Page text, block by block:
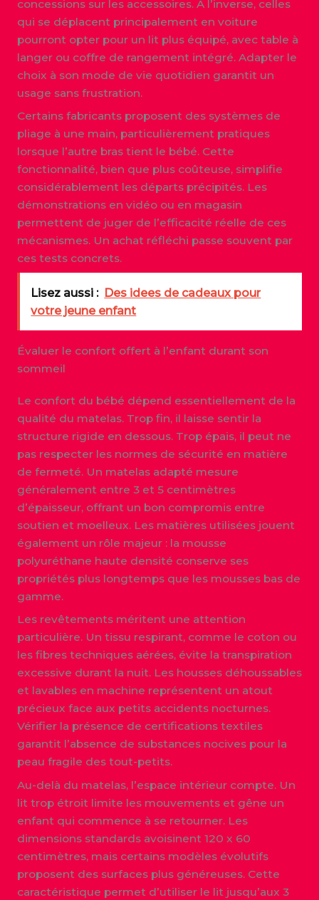
concessions sur les accessoires. À l’inverse, celles
qui se déplacent principalement en voiture
pourront opter pour un lit plus équipé, avec table à
langer ou coffre de rangement intégré. Adapter le
choix à son mode de vie quotidien garantit un
usage sans frustration.
Certains fabricants proposent des systèmes de
pliage à une main, particulièrement pratiques
lorsque l’autre bras tient le bébé. Cette
fonctionnalité, bien que plus coûteuse, simplifie
considérablement les départs précipités. Les
démonstrations en vidéo ou en magasin
permettent de juger de l’efficacité réelle de ces
mécanismes. Un achat réfléchi passe souvent par
ces tests concrets.
Lisez aussi : Des idees de cadeaux pour
votre jeune enfant
Évaluer le confort offert à l’enfant durant son
sommeil
Le confort du bébé dépend essentiellement de la
qualité du matelas. Trop fin, il laisse sentir la
structure rigide en dessous. Trop épais, il peut ne
pas respecter les normes de sécurité en matière
de fermeté. Un matelas adapté mesure
généralement entre 3 et 5 centimètres
d’épaisseur, offrant un bon compromis entre
soutien et moelleux. Les matières utilisées jouent
également un rôle majeur : la mousse
polyuréthane haute densité conserve ses
propriétés plus longtemps que les mousses bas de
gamme.
Les revêtements méritent une attention
particulière. Un tissu respirant, comme le coton ou
les fibres techniques aérées, évite la transpiration
excessive durant la nuit. Les housses déhoussables
et lavables en machine représentent un atout
précieux face aux petits accidents nocturnes.
Vérifier la présence de certifications textiles
garantit l’absence de substances nocives pour la
peau fragile des tout-petits.
Au-delà du matelas, l’espace intérieur compte. Un
lit trop étroit limite les mouvements et gêne un
enfant qui commence à se retourner. Les
dimensions standards avoisinent 120 x 60
centimètres, mais certains modèles évolutifs
proposent des surfaces plus généreuses. Cette
caractéristique permet d’utiliser le lit jusqu’aux 3